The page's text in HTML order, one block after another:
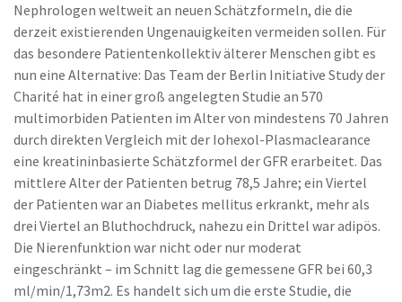
Nephrologen weltweit an neuen Schätzformeln, die die
derzeit existierenden Ungenauigkeiten vermeiden sollen. Für
das besondere Patientenkollektiv älterer Menschen gibt es
nun eine Alternative: Das Team der Berlin Initiative Study der
Charité hat in einer groß angelegten Studie an 570
multimorbiden Patienten im Alter von mindestens 70 Jahren
durch direkten Vergleich mit der Iohexol-Plasmaclearance
eine kreatininbasierte Schätzformel der GFR erarbeitet. Das
mittlere Alter der Patienten betrug 78,5 Jahre; ein Viertel
der Patienten war an Diabetes mellitus erkrankt, mehr als
drei Viertel an Bluthochdruck, nahezu ein Drittel war adipös.
Die Nierenfunktion war nicht oder nur moderat
eingeschränkt – im Schnitt lag die gemessene GFR bei 60,3
ml/min/1,73m2. Es handelt sich um die erste Studie, die